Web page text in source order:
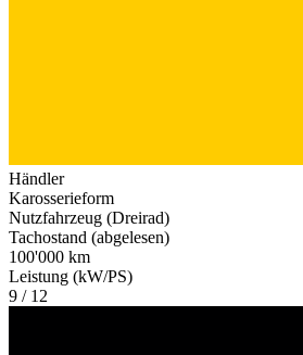
Händler
Karosserieform
Nutzfahrzeug (Dreirad)
Tachostand (abgelesen)
100'000 km
Leistung (kW/PS)
9 / 12